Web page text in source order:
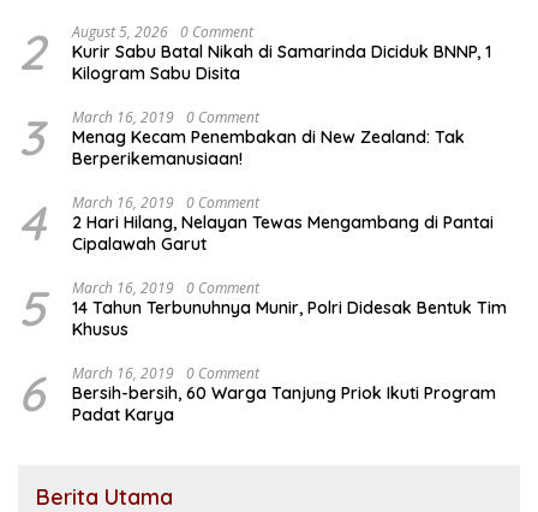
2 August 5, 2026 0 Comment
Kurir Sabu Batal Nikah di Samarinda Diciduk BNNP, 1
Kilogram Sabu Disita
3 March 16, 2019 0 Comment
Menag Kecam Penembakan di New Zealand: Tak
Berperikemanusiaan!
4 March 16, 2019 0 Comment
2 Hari Hilang, Nelayan Tewas Mengambang di Pantai
Cipalawah Garut
5 March 16, 2019 0 Comment
14 Tahun Terbunuhnya Munir, Polri Didesak Bentuk Tim
Khusus
6 March 16, 2019 0 Comment
Bersih-bersih, 60 Warga Tanjung Priok Ikuti Program
Padat Karya
Berita Utama